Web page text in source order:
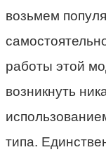
возьмем
работы этой
возникнуть
типа.